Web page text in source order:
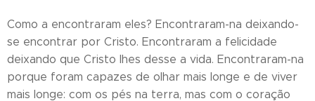
Como a encontraram eles? Encontraram-na deixando-
se encontrar por Cristo. Encontraram a felicidade
deixando que Cristo lhes desse a vida. Encontraram-na
porque foram capazes de olhar mais longe e de viver
mais longe: com os pés na terra, mas com o coração